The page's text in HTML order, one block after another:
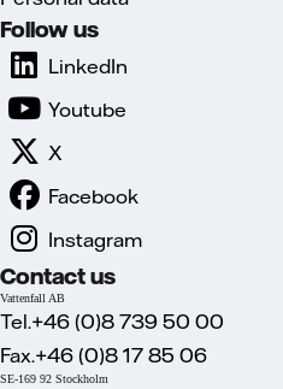
Follow us
LinkedIn
Youtube
X
Facebook
Instagram
Contact us
Vattenfall AB
Tel.+46 (0)8 739 50 00
Fax.+46 (0)8 17 85 06
SE-169 92 Stockholm